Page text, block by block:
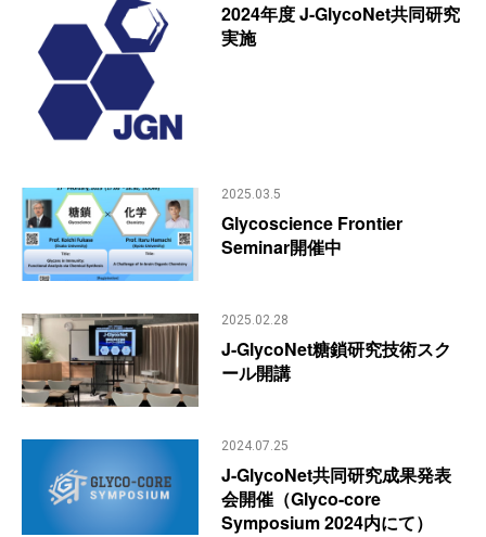
2024年度 J-GlycoNet共同研究
実施
2025.03.5
Glycoscience Frontier
Seminar開催中
2025.02.28
J-GlycoNet糖鎖研究技術スク
ール開講
2024.07.25
J-GlycoNet共同研究成果発表
会開催（Glyco-core
Symposium 2024内にて）